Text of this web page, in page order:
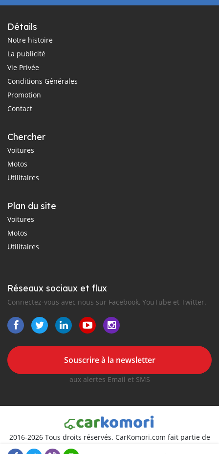
Détails
Notre histoire
La publicité
Vie Privée
Conditions Générales
Promotion
Contact
Chercher
Voitures
Motos
Utilitaires
Plan du site
Voitures
Motos
Utilitaires
Réseaux sociaux et flux
Connectez-vous avec nous sur Facebook, YouTube et Twitter.
Souscrire à la newsletter
aux alertes Email et SMS
2016-2026 Tous droits réservés. CarKomori.com fait partie de
, premiers sites d'annonces automobiles en